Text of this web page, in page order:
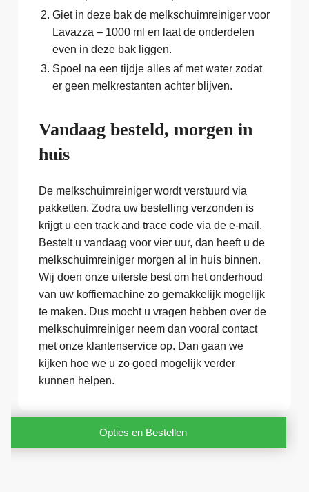
Giet in deze bak de melkschuimreiniger voor
Lavazza – 1000 ml en laat de onderdelen
even in deze bak liggen.
Spoel na een tijdje alles af met water zodat
er geen melkrestanten achter blijven.
Vandaag besteld, morgen in
huis
De melkschuimreiniger wordt verstuurd via
pakketten. Zodra uw bestelling verzonden is
krijgt u een track and trace code via de e-mail.
Bestelt u vandaag voor vier uur, dan heeft u de
melkschuimreiniger morgen al in huis binnen.
Wij doen onze uiterste best om het onderhoud
van uw koffiemachine zo gemakkelijk mogelijk
te maken. Dus mocht u vragen hebben over de
melkschuimreiniger neem dan vooral contact
met onze klantenservice op. Dan gaan we
kijken hoe we u zo goed mogelijk verder
kunnen helpen.
Opties en Bestellen